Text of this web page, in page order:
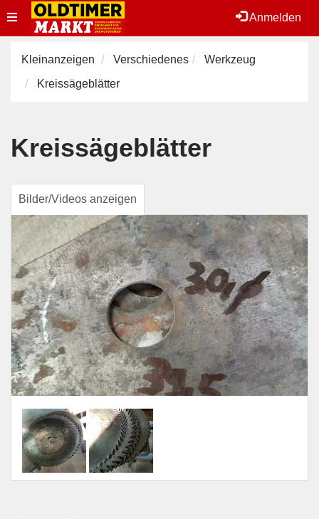
Anmelden
Toggle
navigation
Kleinanzeigen Verschiedenes
Werkzeug
Kreissägeblätter
Kreissägeblätter
Bilder/Videos anzeigen